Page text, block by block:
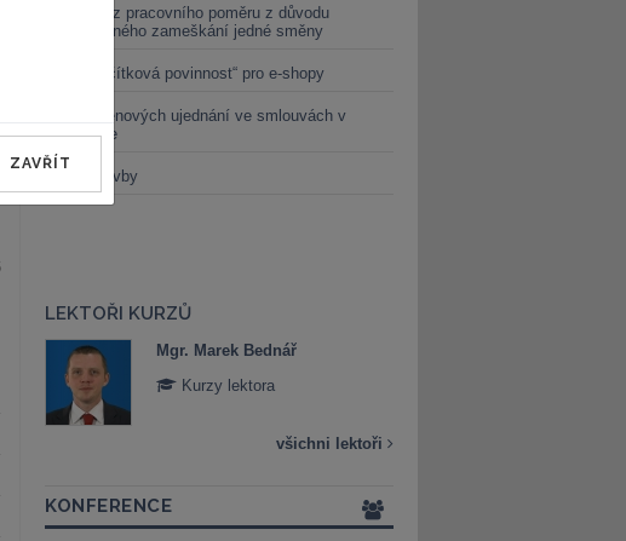
Výpověď z pracovního poměru z důvodu
neomluveného zameškání jedné směny
Nová „tlačítková povinnost“ pro e-shopy
Změna cenových ujednání ve smlouvách v
energetice
Černé stavby
LEKTOŘI KURZŮ
Mgr. Marek Bednář
Kurzy lektora
všichni lektoři
KONFERENCE
ZAVŘÍT